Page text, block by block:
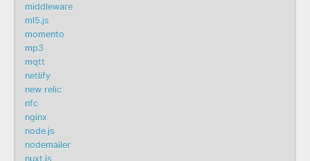
middleware
ml5.js
momento
mp3
mqtt
netlify
new relic
nfc
nginx
node.js
nodemailer
nuxt.js